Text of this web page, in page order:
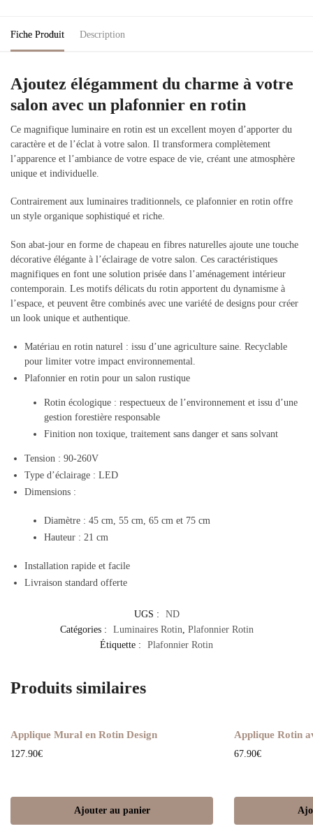
Fiche Produit Description
Ajoutez élégamment du charme à votre
salon avec un plafonnier en rotin
Ce magnifique luminaire en rotin est un excellent moyen d’apporter du
caractère et de l’éclat à votre salon. Il transformera complètement
l’apparence et l’ambiance de votre espace de vie, créant une atmosphère
unique et individuelle.
Contrairement aux luminaires traditionnels, ce plafonnier en rotin offre
un style organique sophistiqué et riche.
Son abat-jour en forme de chapeau en fibres naturelles ajoute une touche
décorative élégante à l’éclairage de votre salon. Ces caractéristiques
magnifiques en font une solution prisée dans l’aménagement intérieur
contemporain. Les motifs délicats du rotin apportent du dynamisme à
l’espace, et peuvent être combinés avec une variété de designs pour créer
un look unique et authentique.
Matériau en rotin naturel : issu d’une agriculture saine. Recyclable
pour limiter votre impact environnemental.
Plafonnier en rotin pour un salon rustique
Rotin écologique : respectueux de l’environnement et issu d’une
gestion forestière responsable
Finition non toxique, traitement sans danger et sans solvant
Tension : 90-260V
Type d’éclairage : LED
Dimensions :
Diamètre : 45 cm, 55 cm, 65 cm et 75 cm
Hauteur : 21 cm
Installation rapide et facile
Livraison standard offerte
UGS :
ND
Catégories :
Luminaires Rotin, Plafonnier Rotin
Étiquette :
Plafonnier Rotin
Produits similaires
Applique Mural en Rotin Design
127.90€
Ajouter au panier
Applique Rotin
67.90€